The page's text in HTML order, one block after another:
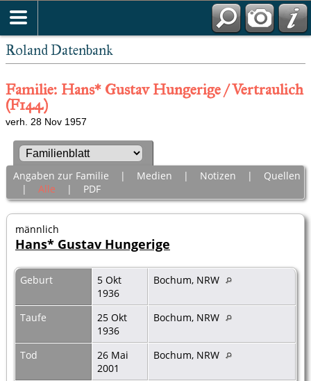
Roland Datenbank
Familie: Hans* Gustav Hungerige / Vertraulich
(F144)
verh. 28 Nov 1957
Angaben zur Familie | Medien | Notizen | Quellen
| Alle | PDF
männlich
Hans* Gustav Hungerige
Geburt
5 Okt
1936
Bochum, NRW
Taufe
25 Okt
1936
Bochum, NRW
Tod
26 Mai
2001
Bochum, NRW